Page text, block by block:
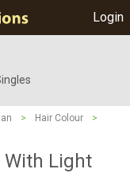
Login
> Hair Colour
>
With Light